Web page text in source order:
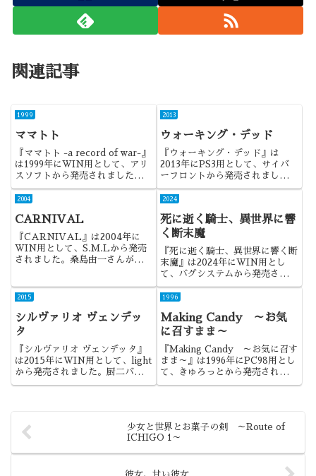
関連記事
1999
ママトト
『ママトト -a record of war-』
は1999年にWIN用として、アリ
スソフトから発売されました。私
はアリスソフトのゲームが好きで
すが、純粋にゲーム部分だけで一
ん。とにかくアイデアが一杯詰ま
っている...
2013
ウォーキング・デッド
『ウォーキング・デッド』は
2013年にPS3用として、サイバ
ーフロントから発売されました。
『The Walking Dead』をゲー
ム化し、話題となった作品です
2004
CARNIVAL
『CARNIVAL』は2004年に
WIN用として、S.M.Lから発売
されました。桑島由一さんが原
ュー作になりますね。
2024
死に逝く騎士、異世界に響
く断末魔
『死に逝く騎士、異世界に響く断
末魔』は2024年にWIN用とし
て、バグシステムから発売されま
弾。グロ＋スカ＋リョナという方
うカニバリズム的な特徴を加えて
きた作品でした。
2015
シルヴァリオ ヴェンデッ
タ
『シルヴァリオ ヴェンデッタ』
は2015年にWIN用として、light
から発売されました。厨二バトル
1996
Making Candy ～お気
に召すまま～
『Making Candy ～お気に召す
まま～』は1996年にPC98用とし
て、きゅろっとから発売されまし
少女と世界とお菓子の剣 ～Route of
ICHIGO 1～
彼女、甘い彼女